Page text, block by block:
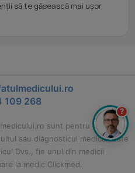
să te găsească mai ușor.
109 268
sunt pentru educatie
sau diagnosticul medical. Este
Dvs., fie unul din medicii
la medic Clickmed.
?